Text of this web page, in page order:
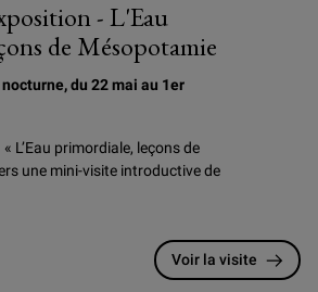
- L'Eau
de Mésopotamie
du 22 mai au 1er
L’Eau primordiale, leçons de
une mini-visite introductive de
Voir la visite